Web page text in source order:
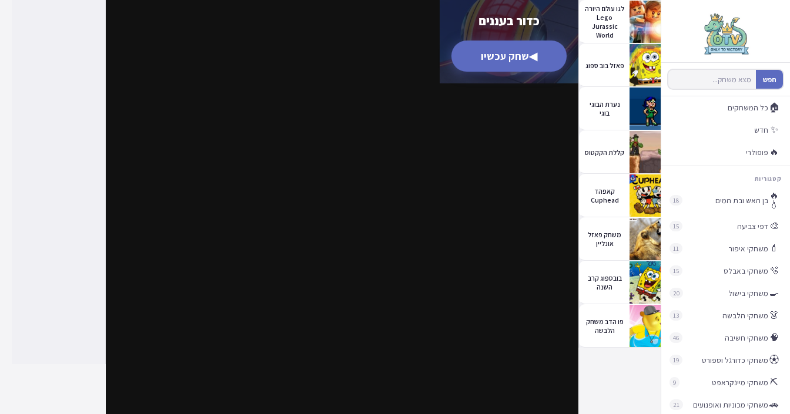
חפש
🏠 כל המשחקים
✨ חדש
🔥 פופולרי
קטגוריות
🔥
💧 בן האש ובת המים 18
🎨 דפי צביעה 15
💄 משחקי איפור 11
🫧 משחקי באבלס 15
🍳 משחקי בישול 20
👗 משחקי הלבשה 13
🧠 משחקי חשיבה 46
⚽︎משחקי כדורגל וספורט 19
⛏️ משחקי מיינקראפט 9
🚗משחקי מכוניות ואופנועים 21
לגו עולם היורה
Lego
Jurassic
World
פאזל בוב ספוג
נערת הבוגי
בוגי
קללת הקקטוס
קאפהד
Cuphead
משחק פאזל
אונליין
בובספוג קרב
השנה
פו הדב משחק
הלבשה
כדור בעננים
◀שחק עכשיו